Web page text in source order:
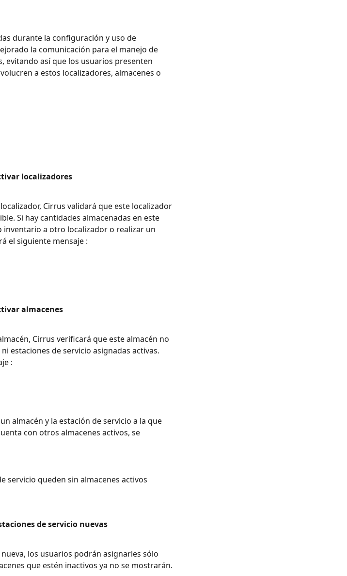
durante la configuración y uso de
la comunicación para el manejo de
evitando así que los usuarios presenten
a estos localizadores, almacenes o
localizadores
Si hay cantidades almacenadas en este
inventario a otro localizador o realizar un
el siguiente mensaje :
almacenes
Cirrus verificará que este almacén no
estaciones de servicio asignadas activas.
:
almacén y la estación de servicio a la que
con otros almacenes activos, se
servicio queden sin almacenes activos
de servicio nuevas
los usuarios podrán asignarles sólo
que estén inactivos ya no se mostrarán.